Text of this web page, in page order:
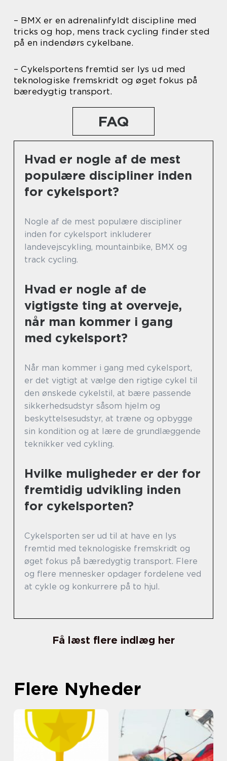
– BMX er en adrenalinfyldt discipline med
tricks og hop, mens track cycling finder sted
på en indendørs cykelbane.
– Cykelsportens fremtid ser lys ud med
teknologiske fremskridt og øget fokus på
bæredygtig transport.
FAQ
Hvad er nogle af de mest
populære discipliner inden
for cykelsport?
Nogle af de mest populære discipliner
inden for cykelsport inkluderer
landevejscykling, mountainbike, BMX og
track cycling.
Hvad er nogle af de
vigtigste ting at overveje,
når man kommer i gang
med cykelsport?
Når man kommer i gang med cykelsport,
er det vigtigt at vælge den rigtige cykel til
den ønskede cykelstil, at bære passende
sikkerhedsudstyr såsom hjelm og
beskyttelsesudstyr, at træne og opbygge
sin kondition og at lære de grundlæggende
teknikker ved cykling.
Hvilke muligheder er der for
fremtidig udvikling inden
for cykelsporten?
Cykelsporten ser ud til at have en lys
fremtid med teknologiske fremskridt og
øget fokus på bæredygtig transport. Flere
og flere mennesker opdager fordelene ved
at cykle og konkurrere på to hjul.
Få læst flere indlæg her
Flere Nyheder